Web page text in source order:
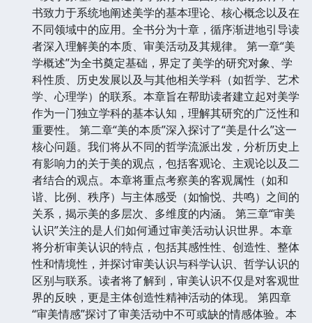
书致力于系统地阐述美学的基本理论、核心概念以及在
不同领域中的应用。全书分为十章，循序渐进地引导读
者深入理解美的本质、审美活动及其规律。 第一章“美
学概述”为全书奠定基础，界定了美学的研究对象、学
科性质、历史发展以及与其他相关学科（如哲学、艺术
学、心理学）的联系。本章旨在帮助读者建立起对美学
作为一门独立学科的基本认知，理解其研究的广泛性和
重要性。 第二章“美的本质”深入探讨了“美是什么”这一
核心问题。我们将从不同的哲学流派出发，分析历史上
有影响力的关于美的观点，包括客观论、主观论以及二
者结合的观点。本章将重点考察美的客观属性（如和
谐、比例、秩序）与主体感受（如愉悦、共鸣）之间的
关系，揭示美的多层次、多维度的内涵。 第三章“审美
认识”关注的是人们如何通过审美活动认识世界。本章
将分析审美认识的特点，包括其感性性、创造性、整体
性和情境性，并探讨审美认识与科学认识、哲学认识的
区别与联系。读者将了解到，审美认识不仅是对客观世
界的反映，更是主体创造性精神活动的体现。 第四章
“审美情感”探讨了审美活动中不可或缺的情感体验。本